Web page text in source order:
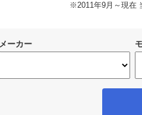
※2011年9月～現在
メーカー